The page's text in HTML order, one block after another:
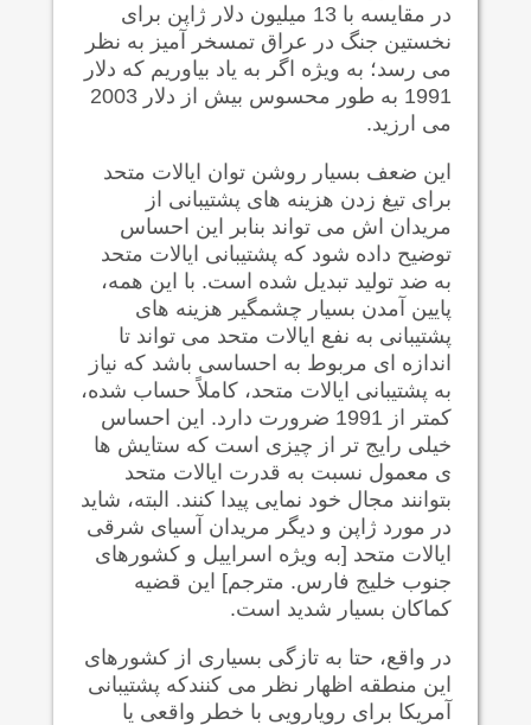
در مقایسه با 13 میلیون دلار ژاپن برای
نخستین جنگ در عراق تمسخر آمیز به نظر
می رسد؛ به ویژه اگر به یاد بیاوریم که دلار
1991 به طور محسوس بیش از دلار 2003
می ارزید.
این ضعف بسیار روشن توان ایالات متحد
برای تیغ زدن هزینه های پشتیبانی از
مریدان اش می تواند بنابر این احساس
توضیح داده شود که پشتیبانی ایالات متحد
به ضد تولید تبدیل شده است. با این همه،
پایین آمدن بسیار چشمگیر هزینه های
پشتیبانی به نفع ایالات متحد می تواند تا
اندازه ای مربوط به احساسی باشد که نیاز
به پشتیبانی ایالات متحد، کاملاً حساب شده،
کمتر از 1991 ضرورت دارد. این احساس
خیلی رایج تر از چیزی است که ستایش ها
ی معمول نسبت به قدرت ایالات متحد
بتوانند مجال خود نمایی پیدا کنند. البته، شاید
در مورد ژاپن و دیگر مریدان آسیای شرقی
ایالات متحد [به ویژه اسراییل و کشورهای
جنوب خلیج فارس. مترجم] این قضیه
کماکان بسیار شدید است.
در واقع، حتا به تازگی بسیاری از کشورهای
این منطقه اظهار نظر می کنندکه پشتیبانی
آمریکا برای رویارویی با خطر واقعی یا